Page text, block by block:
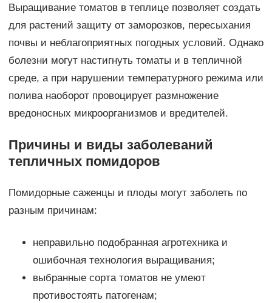
Выращивание томатов в теплице позволяет создать
для растений защиту от заморозков, пересыхания
почвы и неблагоприятных погодных условий. Однако
болезни могут настигнуть томаты и в тепличной
среде, а при нарушении температурного режима или
полива наоборот провоцирует размножение
вредоносных микроорганизмов и вредителей.
Причины и виды заболеваний
тепличных помидоров
Помидорные саженцы и плоды могут заболеть по
разным причинам:
неправильно подобранная агротехника и
ошибочная технология выращивания;
выбранные сорта томатов не умеют
противостоять патогенам;